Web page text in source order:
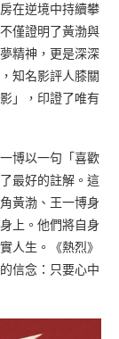
在逆境中持續攀
僅證明了黃渤與
精神，更是深深
知名影評人膝關
」，印證了唯有
博以一句「喜歡
最好的註解。這
黃渤、王一博身
上。他們將自身
人生。《熱烈》
信念：只要心中